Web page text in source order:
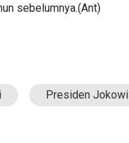
sebelumnya.(Ant)
Presiden Jokowi